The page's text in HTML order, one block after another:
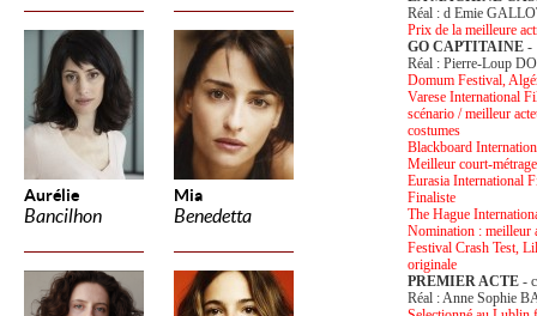
Aurélie
Bancilhon
Mia
Benedetta
Réal : d Emie
Prix de la meilleure
GO CAPTITAINE -
Réal : Pierre-Loup
Domum Festival,
Varese International
scénario / meilleur
costumes
Blackboard
Meilleur court-métrage
Eurasia International
Finaliste
The Hague
Nomination : meilleur
Festival Crash Test,
originale
PREMIER ACTE -
Réal : Anne Sophie